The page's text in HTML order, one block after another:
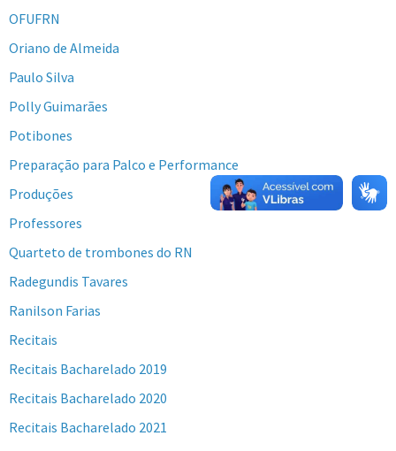
OFUFRN
Oriano de Almeida
Paulo Silva
Polly Guimarães
Potibones
Preparação para Palco e Performance
Produções
Professores
Quarteto de trombones do RN
Radegundis Tavares
Ranilson Farias
Recitais
Recitais Bacharelado 2019
Recitais Bacharelado 2020
Recitais Bacharelado 2021